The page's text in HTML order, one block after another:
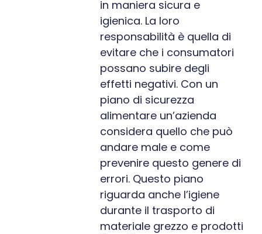
in maniera sicura e
igienica. La loro
responsabilità è quella di
evitare che i consumatori
possano subire degli
effetti negativi. Con un
piano di sicurezza
alimentare un’azienda
considera quello che può
andare male e come
prevenire questo genere di
errori. Questo piano
riguarda anche l’igiene
durante il trasporto di
materiale grezzo e prodotti